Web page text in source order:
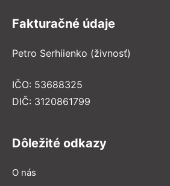
Fakturačné údaje
Petro Serhiienko (živnosť)
IČO: 53688325
DIČ: 3120861799
Dôležité odkazy
O nás